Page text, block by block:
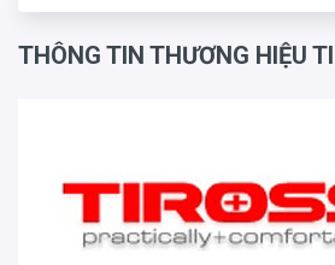
THÔNG TIN THƯƠNG HIỆU